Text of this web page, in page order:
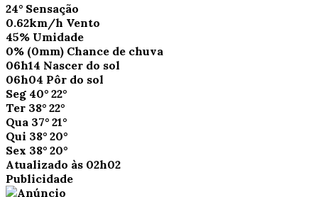
24° Sensação
0.62km/h Vento
45% Umidade
0% (0mm) Chance de chuva
06h14 Nascer do sol
06h04 Pôr do sol
Seg 40° 22°
Ter 38° 22°
Qua 37° 21°
Qui 38° 20°
Sex 38° 20°
Atualizado às 02h02
Publicidade